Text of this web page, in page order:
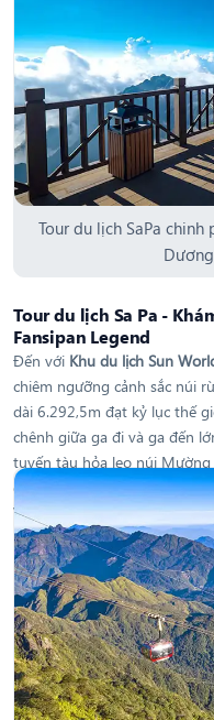
Tour du lịch SaPa
Tour du lịch Sa Pa -
Fansipan Legend
Đến với Khu du lịch Sun
chiêm ngưỡng cảnh sắc núi
dài 6.292,5m đạt kỷ lục thế
chênh giữa ga đi và ga đến
tuyến tàu hỏa leo núi
quan điểm tâm linh như: Đại
Vân Đắc Lộ, Bảo An Thiền